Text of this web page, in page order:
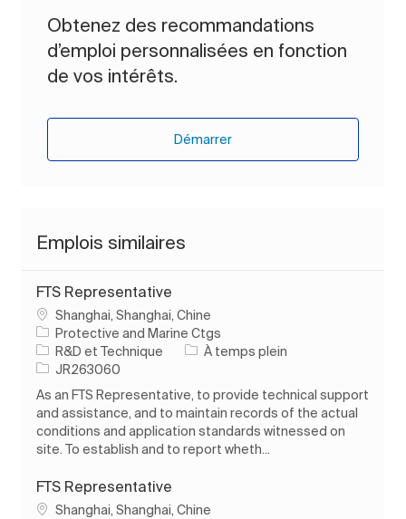
Obtenez des recommandations
d’emploi personnalisées en fonction
de vos intérêts.
Démarrer
Emplois similaires
FTS Representative
Emplacement
Shanghai, Shanghai, Chine
Protective and Marine Ctgs
Catégorie
R&D et Technique Type d’emploi
À temps plein
ID de l’emploi
JR263060
As an FTS Representative, to provide technical support
and assistance, and to maintain records of the actual
conditions and application standards witnessed on
site. To establish and to report wheth...
FTS Representative
Emplacement
Shanghai, Shanghai, Chine